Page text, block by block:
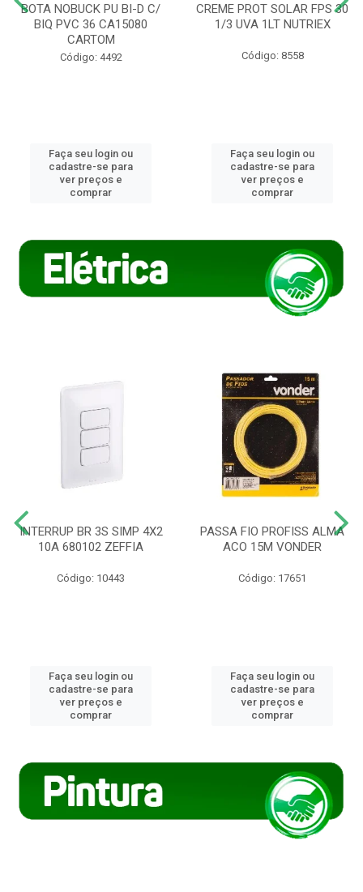
BOTA NOBUCK PU BI-D C/
BIQ PVC 36 CA15080
CARTOM
Código: 4492
Faça seu login ou
cadastre-se para
ver preços e
comprar
CREME PROT SOLAR FPS 30
1/3 UVA 1LT NUTRIEX
Código: 8558
Faça seu login ou
cadastre-se para
ver preços e
comprar
INTERRUP BR 3S SIMP 4X2
10A 680102 ZEFFIA
Código: 10443
Faça seu login ou
cadastre-se para
ver preços e
comprar
PASSA FIO PROFISS ALMA
ACO 15M VONDER
Código: 17651
Faça seu login ou
cadastre-se para
ver preços e
comprar